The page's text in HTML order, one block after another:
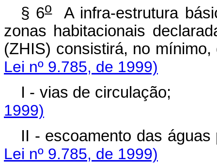
§ 6oA infra-estrutura
zonas habitacionais
(ZHIS) consistirá,
Lei nº 9.785, de 1999)
I - vias de
1999)
II - escoamento das
Lei nº 9.785, de 1999)